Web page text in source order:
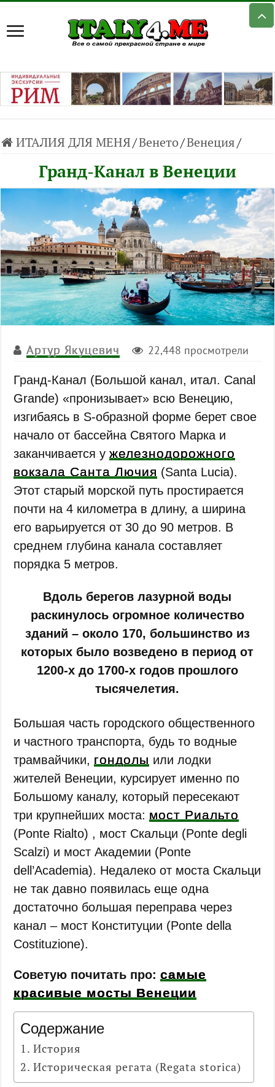
ИТАЛИЯ ДЛЯ МЕНЯ/Венето/Венеция/
Гранд-Канал в Венеции
Артур Якуцевич 22,448 просмотрели
Гранд-Канал (Большой канал, итал. Canal
Grande) «пронизывает» всю Венецию,
изгибаясь в S-образной форме берет свое
начало от бассейна Святого Марка и
заканчивается ужелезнодорожного
вокзала Санта Лючия (Santa Lucia).
Этот старый морской путь простирается
почти на 4 километра в длину, а ширина
его варьируется от 30 до 90 метров. В
среднем глубина канала составляет
порядка 5 метров.
Вдоль берегов лазурной воды
раскинулось огромное количество
зданий – около 170, большинство из
которых было возведено в период от
1200-х до 1700-х годов прошлого
тысячелетия.
Большая часть городского общественного
и частного транспорта, будь то водные
трамвайчики, гондолы или лодки
жителей Венеции, курсирует именно по
Большому каналу, который пересекают
три крупнейших моста: мост Риальто
(Ponte Rialto) , мост Скальци (Ponte degli
Scalzi) и мост Академии (Ponte
dell’Academia). Недалеко от моста Скальци
не так давно появилась еще одна
достаточно большая переправа через
канал – мост Конституции (Ponte della
Costituzione).
Советую почитать про:самые
красивые мосты Венеции
Содержание
История
Историческая регата (Regata storica)